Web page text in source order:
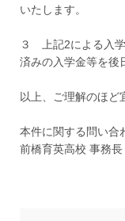
いたします。
３ 上記2による入
済みの入学金等を後
以上、ご理解のほど
本件に関する問い合
前橋育英高校 事務